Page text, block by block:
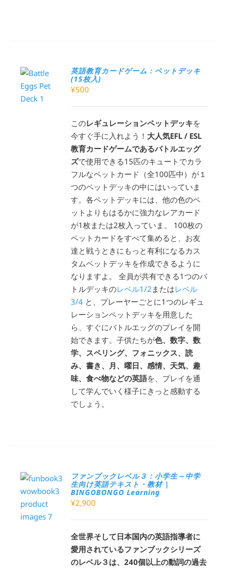
英語教育カードゲーム：ペットデッキ
(15枚入)
¥500
このレギュレーションペットデッキを
今すぐ手に入れよう！ 大人気EFL / ESL
教育カードゲームであるバトルエッグ
ズで使用できる15匹のキュートでカラ
フルなペットカード（全100匹中）が１
つのペットデッキの中にはいっていま
す。各ペットデッキには、他の色のペ
ットよりもはるかに強力なレアカード
が1枚または2枚入っていま。 100枚の
ペットカードをすべて集めると、お友
達と戦うときにもっと有利になるカス
タムペットデッキを作成できるように
なりますよ。 全員が共有できる1つのバ
トルデッキのレベル1/2 またはレベル
3/4 と、プレーヤーごとに1つのレギュ
レーションペットデッキを用意した
ら、すぐにバトルエッグのプレイを開
始できます。子供たちが色、数字、数
学、スペリング、フォニックス、読
み、書き、月、曜日、感情、天気、趣
味、食べ物などの英語を、プレイを通
して学んでいく様子にきっと感動する
でしょう。
ファンブックレベル３：小学生～中学
生向け英語テキスト・教材 |
BINGOBONGO Learning
¥2,900
全世界そして日本国内の英語指導者に
愛用されているファンブックシリーズ
のレベル３は、240個以上の動詞の過去